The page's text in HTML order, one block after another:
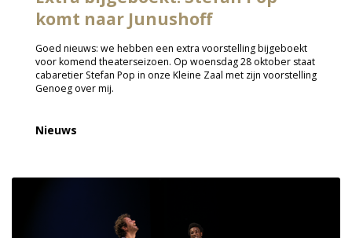
komt naar Junushoff
Goed nieuws: we hebben een extra voorstelling bijgeboekt
voor komend theaterseizoen. Op woensdag 28 oktober staat
cabaretier Stefan Pop in onze Kleine Zaal met zijn voorstelling
Genoeg over mij.
Nieuws